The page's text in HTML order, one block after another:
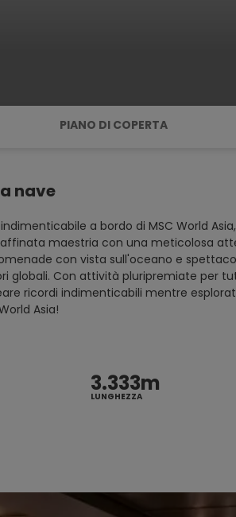
PIANO DI COPERTA
nave
a bordo di MSC World
maestria con una meticolosa
con vista sull'oceano e
globali. Con attività pluripremiate per
ricordi indimenticabili mentre
Asia!
3.333m
LUNGHEZZA